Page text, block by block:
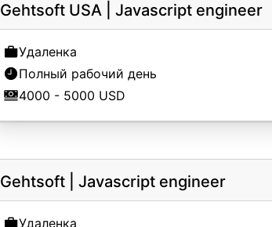
Gehtsoft USA| Javascript engineer
Удаленка
Полный рабочий день
4000 - 5000 USD
Gehtsoft| Javascript engineer
Удаленка